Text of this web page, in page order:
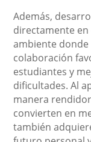
Además,
directamente
ambiente donde
colaboración
estudiantes y
dificultades. Al
manera
convierten en
también